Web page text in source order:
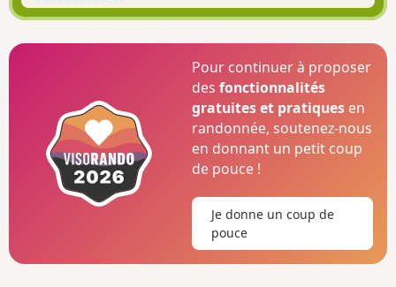
Pour continuer à proposer
desfonctionnalités
gratuites et pratiques en
randonnée, soutenez-nous
en donnant un petit coup
de pouce !
Je donne un coup de
pouce